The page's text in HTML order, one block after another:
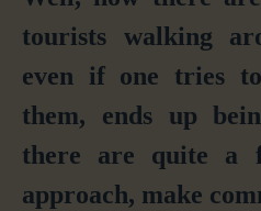
tourists walking
even if one tries
them, ends up
there are quite a
approach, make